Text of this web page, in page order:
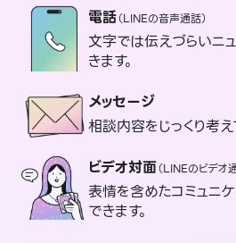
電話（LINEの音声通話）
文字では伝えづらいニ
きます。
メッセージ
相談内容をじっくり考え
ビデオ対面（LINEのビデオ
表情を含めたコミュニ
できます。